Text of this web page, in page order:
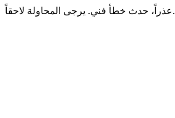
عذراً، حدث خطأ فني. يرجى المحاولة لاحقاً.